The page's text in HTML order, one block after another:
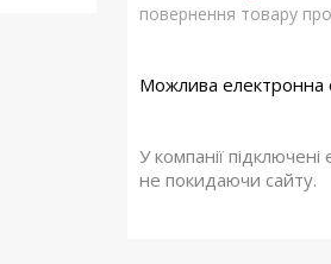
повернення товару
У компанії
не покидаючи сайту.